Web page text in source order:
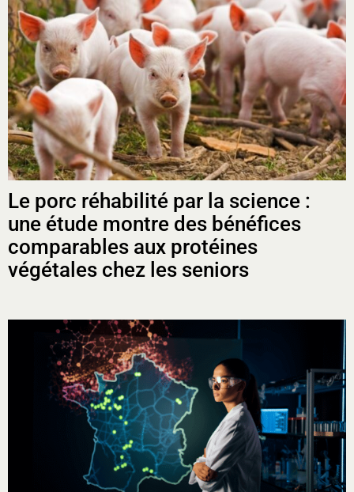
Le porc réhabilité par la science :
une étude montre des bénéfices
comparables aux protéines
végétales chez les seniors